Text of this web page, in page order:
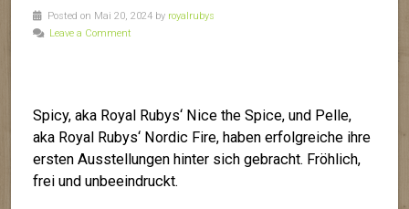
Posted on Mai 20, 2024 by royalrubys
Leave a Comment
Spicy, aka Royal Rubys‘ Nice the Spice, und Pelle,
aka Royal Rubys‘ Nordic Fire, haben erfolgreiche ihre
ersten Ausstellungen hinter sich gebracht. Fröhlich,
frei und unbeeindruckt.